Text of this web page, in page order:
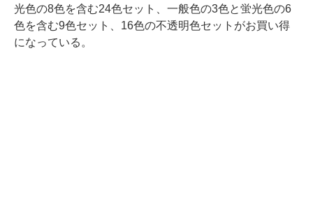
光色の8色を含む24色セット、一般色の3色と蛍光色の6
色を含む9色セット、16色の不透明色セットがお買い得
になっている。